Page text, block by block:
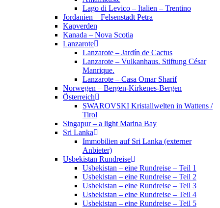
Lago di Levico – Italien – Trentino
Jordanien – Felsenstadt Petra
Kapverden
Kanada – Nova Scotia
Lanzarote
Lanzarote – Jardín de Cactus
Lanzarote – Vulkanhaus. Stiftung César
Manrique.
Lanzarote – Casa Omar Sharif
Norwegen – Bergen-Kirkenes-Bergen
Österreich
SWAROVSKI Kristallwelten in Wattens /
Tirol
Singapur – a light Marina Bay
Sri Lanka
Immobilien auf Sri Lanka (externer
Anbieter)
Usbekistan Rundreise
Usbekistan – eine Rundreise – Teil 1
Usbekistan – eine Rundreise – Teil 2
Usbekistan – eine Rundreise – Teil 3
Usbekistan – eine Rundreise – Teil 4
Usbekistan – eine Rundreise – Teil 5